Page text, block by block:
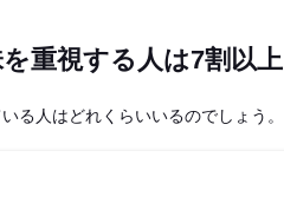
重視する人は7割以上
る人はどれくらいいるのでしょう。